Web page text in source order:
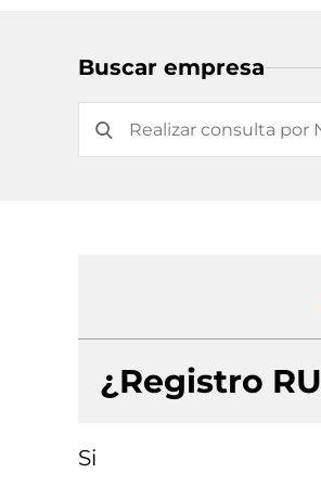
Buscar empresa
¿Registro
Si